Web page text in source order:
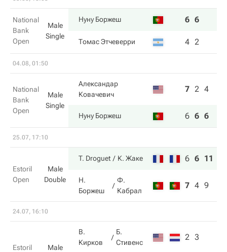
National
Bank
Open
Male
Single
Нуну Боржеш 6 6
Томас Этчеверри 4 2
04.08, 01:50
National
Bank
Open
Male
Single
Александар
Ковачевич
7 2 4
Нуну Боржеш 6 6 6
25.07, 17:10
Estoril
Open
Male
Double
T. Droguet К. Жаке 6 6 11
Н.
Боржеш
Ф.
Кабрал
7 4 9
24.07, 16:10
Estoril
Male
В.
Кирков
Б.
Стивенс
2 3